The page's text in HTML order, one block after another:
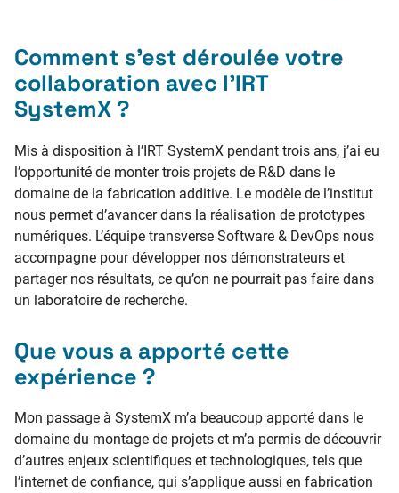
Comment s’est déroulée votre
collaboration avec l’IRT
SystemX ?
Mis à disposition à l’IRT SystemX pendant trois ans, j’ai eu
l’opportunité de monter trois projets de R&D dans le
domaine de la fabrication additive. Le modèle de l’institut
nous permet d’avancer dans la réalisation de prototypes
numériques. L’équipe transverse Software & DevOps nous
accompagne pour développer nos démonstrateurs et
partager nos résultats, ce qu’on ne pourrait pas faire dans
un laboratoire de recherche.
Que vous a apporté cette
expérience ?
Mon passage à SystemX m’a beaucoup apporté dans le
domaine du montage de projets et m’a permis de découvrir
d’autres enjeux scientifiques et technologiques, tels que
l’internet de confiance, qui s’applique aussi en fabrication